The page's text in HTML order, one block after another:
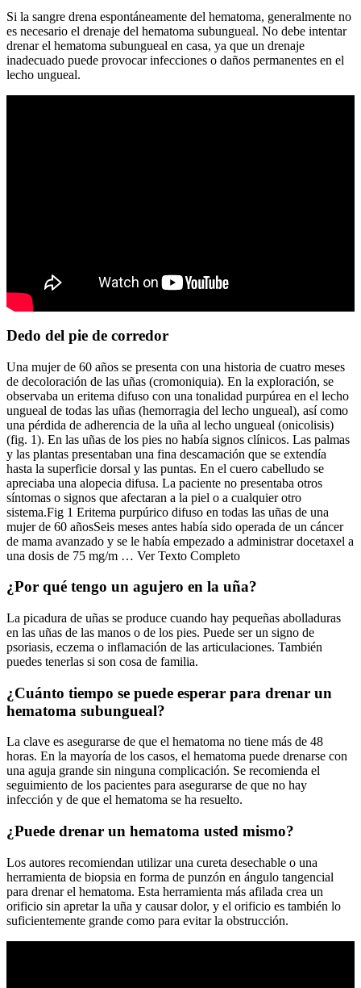
Si la sangre drena espontáneamente del hematoma, generalmente no
es necesario el drenaje del hematoma subungueal. No debe intentar
drenar el hematoma subungueal en casa, ya que un drenaje
inadecuado puede provocar infecciones o daños permanentes en el
lecho ungueal.
Dedo del pie de corredor
Una mujer de 60 años se presenta con una historia de cuatro meses
de decoloración de las uñas (cromoniquia). En la exploración, se
observaba un eritema difuso con una tonalidad purpúrea en el lecho
ungueal de todas las uñas (hemorragia del lecho ungueal), así como
una pérdida de adherencia de la uña al lecho ungueal (onicolisis)
(fig. 1). En las uñas de los pies no había signos clínicos. Las palmas
y las plantas presentaban una fina descamación que se extendía
hasta la superficie dorsal y las puntas. En el cuero cabelludo se
apreciaba una alopecia difusa. La paciente no presentaba otros
síntomas o signos que afectaran a la piel o a cualquier otro
sistema.Fig 1 Eritema purpúrico difuso en todas las uñas de una
mujer de 60 añosSeis meses antes había sido operada de un cáncer
de mama avanzado y se le había empezado a administrar docetaxel a
una dosis de 75 mg/m … Ver Texto Completo
¿Por qué tengo un agujero en la uña?
La picadura de uñas se produce cuando hay pequeñas abolladuras
en las uñas de las manos o de los pies. Puede ser un signo de
psoriasis, eczema o inflamación de las articulaciones. También
puedes tenerlas si son cosa de familia.
¿Cuánto tiempo se puede esperar para drenar un
hematoma subungueal?
La clave es asegurarse de que el hematoma no tiene más de 48
horas. En la mayoría de los casos, el hematoma puede drenarse con
una aguja grande sin ninguna complicación. Se recomienda el
seguimiento de los pacientes para asegurarse de que no hay
infección y de que el hematoma se ha resuelto.
¿Puede drenar un hematoma usted mismo?
Los autores recomiendan utilizar una cureta desechable o una
herramienta de biopsia en forma de punzón en ángulo tangencial
para drenar el hematoma. Esta herramienta más afilada crea un
orificio sin apretar la uña y causar dolor, y el orificio es también lo
suficientemente grande como para evitar la obstrucción.